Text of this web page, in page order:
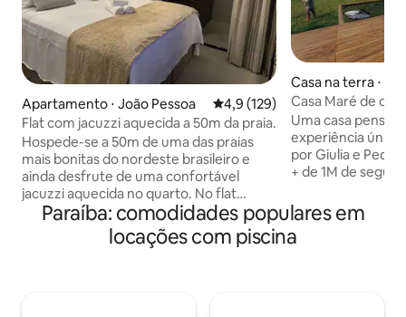
Apartamento ⋅ João Pessoa 4,9 de uma avaliação média de
4,9 (129)
Flat com jacuzzi aquecida a 50m da praia.
Hospede-se a 50m de uma das praias
mais bonitas do nordeste brasileiro e
ainda desfrute de uma confortável
jacuzzi aquecida no quarto. No flat
Diamante 101 você encontrará um
ambiente belo, aconchegante e repleto
de facilidades que tornarão sua
Casa na terra ⋅
Casa Maré de
Uma casa
experiência única à
por Giulia e
+ de 1M de
inesquecível. O espaço conta com: -
Duas suítes com
Lavabo - Cozinha
Paraíba: comodidades populares em
locações com piscina